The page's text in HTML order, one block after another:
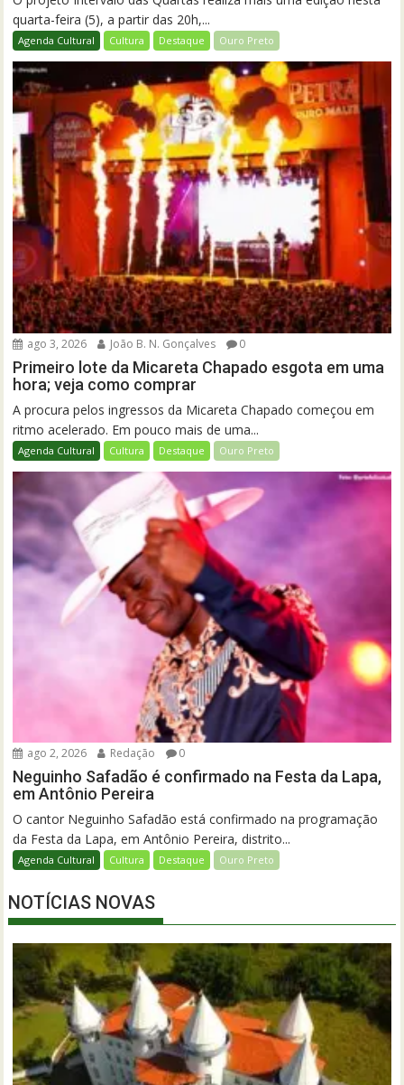
quarta-feira (5), a partir das 20h,...
Agenda Cultural Cultura Destaque Ouro Preto
ago 3, 2026 João B. N. Gonçalves 0
Primeiro lote da Micareta Chapado esgota em uma
hora; veja como comprar
A procura pelos ingressos da Micareta Chapado começou em
ritmo acelerado. Em pouco mais de uma...
Agenda Cultural Cultura Destaque Ouro Preto
ago 2, 2026 Redação 0
Neguinho Safadão é confirmado na Festa da Lapa,
em Antônio Pereira
O cantor Neguinho Safadão está confirmado na programação
da Festa da Lapa, em Antônio Pereira, distrito...
Agenda Cultural Cultura Destaque Ouro Preto
NOTÍCIAS NOVAS